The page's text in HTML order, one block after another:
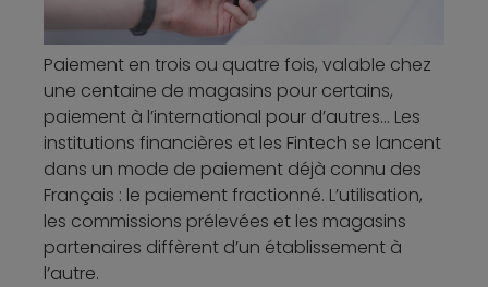
Paiement en trois ou quatre fois, valable chez
une centaine de magasins pour certains,
paiement à l’international pour d’autres… Les
institutions financières et les Fintech se lancent
dans un mode de paiement déjà connu des
Français : le paiement fractionné. L’utilisation,
les commissions prélevées et les magasins
partenaires diffèrent d’un établissement à
l’autre.